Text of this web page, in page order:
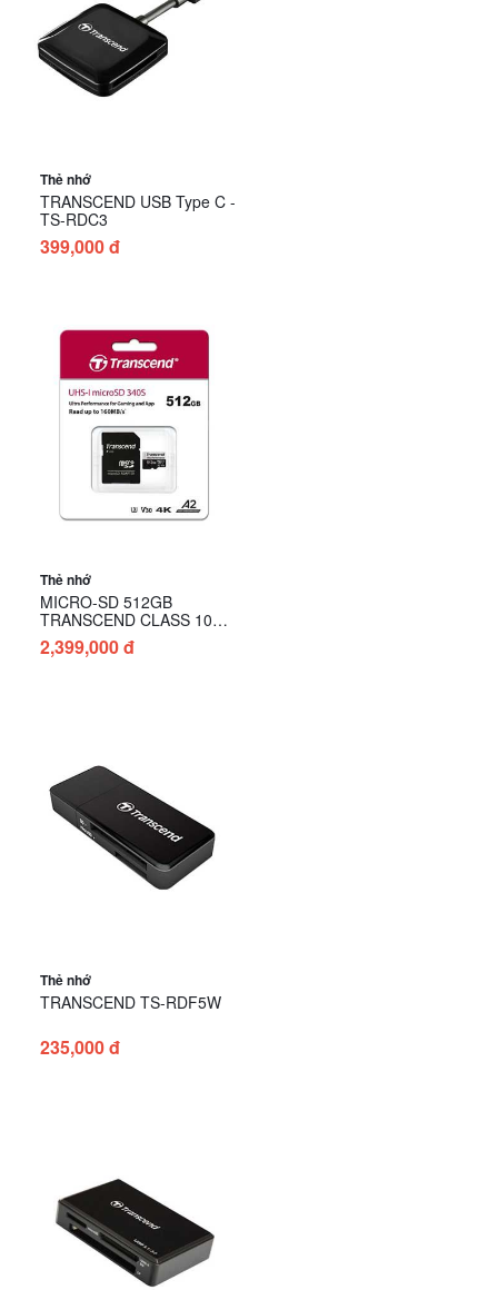
Thẻ nhớ
TRANSCEND USB Type C -
TS-RDC3
399,000 đ
Thẻ nhớ
MICRO-SD 512GB
TRANSCEND CLASS 10
(160MB/s) (kèm adapter )
2,399,000 đ
Thẻ nhớ
TRANSCEND TS-RDF5W
235,000 đ